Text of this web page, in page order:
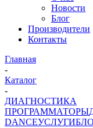
Новости
Блог
Производители
Контакты
Главная
-
Каталог
-
ДИАГНОСТИКА
ПРОГРАММАТОРЫ
DANCEУСЛУГИ